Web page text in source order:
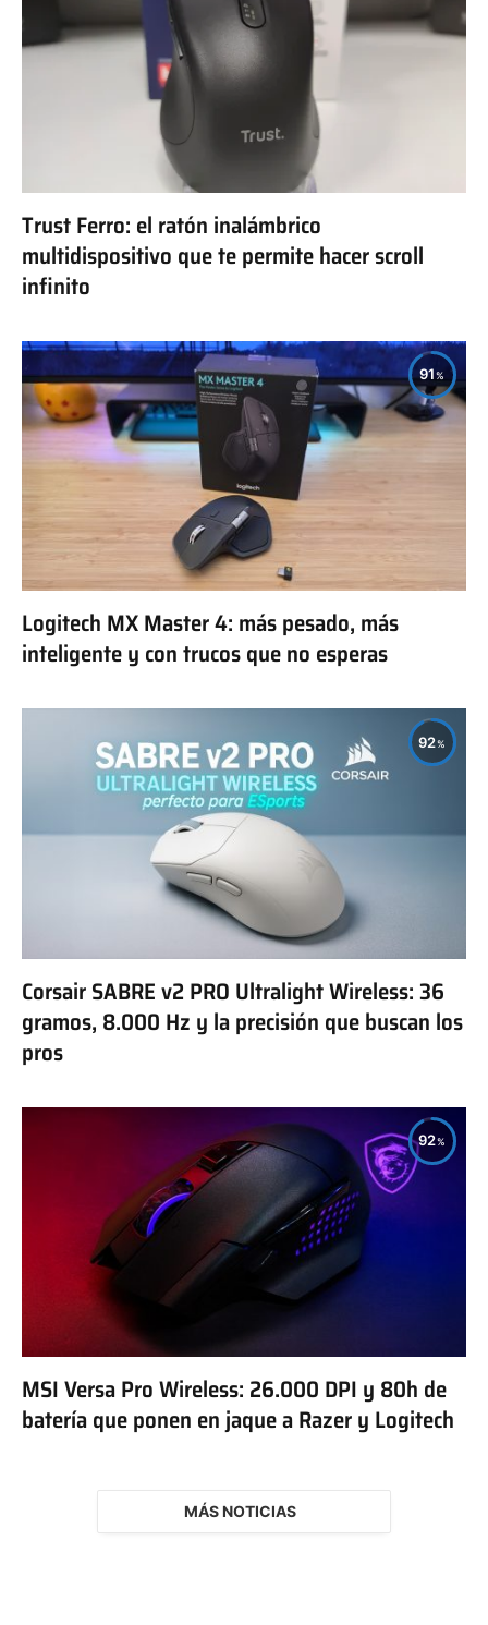
Trust Ferro: el ratón inalámbrico
multidispositivo que te permite hacer scroll
infinito
91
Logitech MX Master 4: más pesado, más
inteligente y con trucos que no esperas
92
Corsair SABRE v2 PRO Ultralight Wireless: 36
gramos, 8.000 Hz y la precisión que buscan los
pros
92
MSI Versa Pro Wireless: 26.000 DPI y 80h de
batería que ponen en jaque a Razer y Logitech